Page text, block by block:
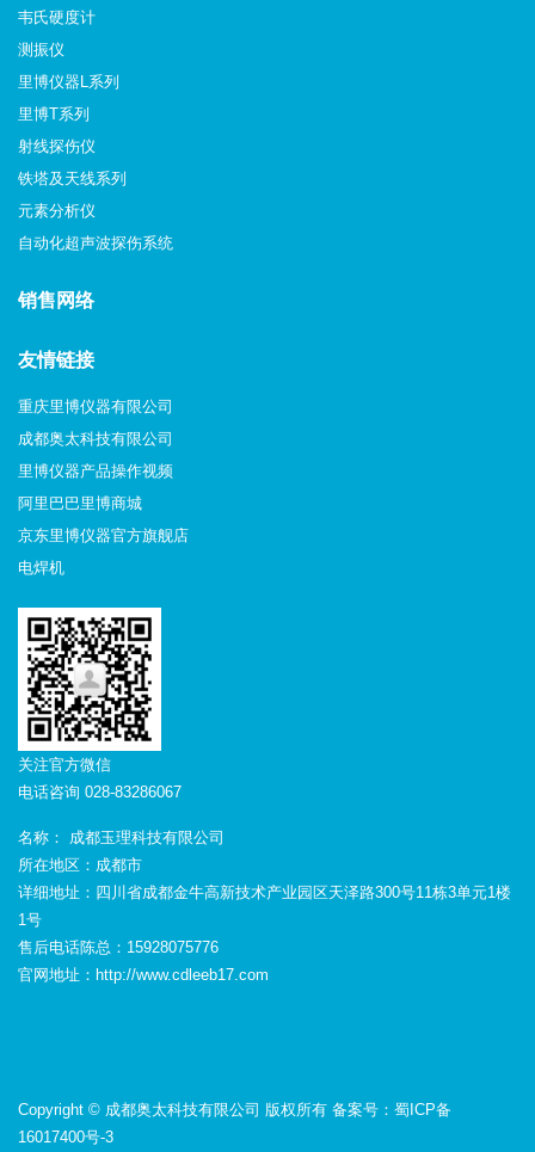
韦氏硬度计
测振仪
里博仪器L系列
里博T系列
射线探伤仪
铁塔及天线系列
元素分析仪
自动化超声波探伤系统
销售网络
友情链接
重庆里博仪器有限公司
成都奥太科技有限公司
里博仪器产品操作视频
阿里巴巴里博商城
京东里博仪器官方旗舰店
电焊机
关注官方微信
电话咨询 028-83286067
名称： 成都玉理科技有限公司
所在地区：成都市
详细地址：四川省成都金牛高新技术产业园区天泽路300号11栋3单元1楼
1号
售后电话陈总：15928075776
官网地址：http://www.cdleeb17.com
Copyright © 成都奥太科技有限公司 版权所有 备案号： 蜀ICP备
16017400号-3